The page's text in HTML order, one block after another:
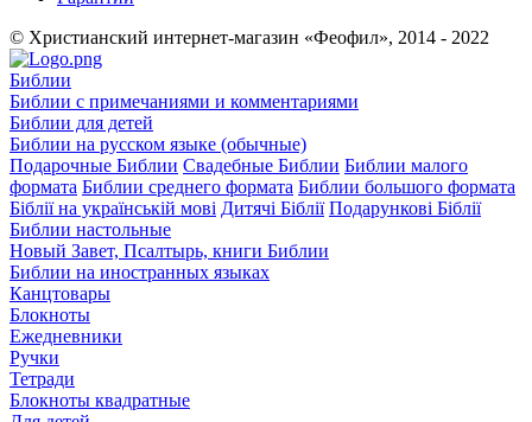
© Христианский интернет-магазин «Феофил», 2014 - 2022
Библии
Библии с примечаниями и комментариями
Библии для детей
Библии на русском языке (обычные)
Подарочные Библии Свадебные Библии Библии малого
формата Библии среднего формата Библии большого формата
Біблії на українській мові Дитячі Біблії Подарункові Біблії
Библии настольные
Новый Завет, Псалтырь, книги Библии
Библии на иностранных языках
Канцтовары
Блокноты
Ежедневники
Ручки
Тетради
Блокноты квадратные